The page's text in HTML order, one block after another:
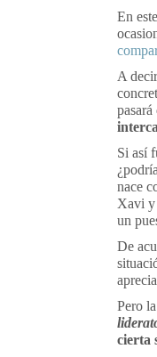
En
A
Si así
nace
Xavi y
un
De
Pero
cierta